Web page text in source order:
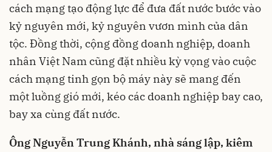
cách mạng tạo động lực để đưa đất nước bước vào
kỷ nguyên mới, kỷ nguyên vươn mình của dân
tộc. Đồng thời, cộng đồng doanh nghiệp, doanh
nhân Việt Nam cũng đặt nhiều kỳ vọng vào cuộc
cách mạng tinh gọn bộ máy này sẽ mang đến
một luồng gió mới, kéo các doanh nghiệp bay cao,
bay xa cùng đất nước.
Ông Nguyễn Trung Khánh, nhà sáng lập, kiêm